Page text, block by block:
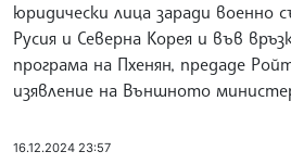
юридически лица заради военно
Русия и Северна Корея и във
програма на Пхенян, предаде
изявление на Външното
16.12.2024 23:57